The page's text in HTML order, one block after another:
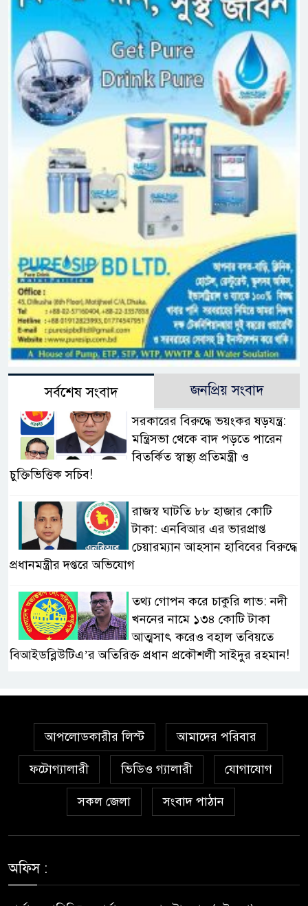
সর্বশেষ সংবাদ জনপ্রিয় সংবাদ
সরকারের বিরুদ্ধে ভয়ংকর ষড়যন্ত্র:
মন্ত্রিসভা থেকে বাদ পড়তে পারেন
বিতর্কিত স্বাস্থ্য প্রতিমন্ত্রী ও
চুক্তিভিত্তিক সচিব!
রাজস্ব ঘাটতি ৮৮ হাজার কোটি
টাকা: এনবিআর এর ভারপ্রাপ্ত
চেয়ারম্যান আহসান হাবিবের বিরুদ্ধে
প্রধানমন্ত্রীর দপ্তরে অভিযোগ
তথ্য গোপন করে চাকুরি লাভ: নদী
খননের নামে ১৩৪ কোটি টাকা
আত্মসাৎ করেও বহাল তবিয়তে
বিআইডব্লিউটিএ’র অতিরিক্ত প্রধান প্রকৌশলী সাইদুর রহমান!
স্বাস্থ্য মন্ত্রণালয়ে ফ্যাসিস্ট-আমলা
তোয়াক্কা করছেন না চুক্তিভিত্তিক
বিআইডব্লিউটিএর সহকারী সমন্বয়
কর্মকর্তা আহসান হাবীবের বিরুদ্ধে
কোটি কোটি টাকার অবৈধ সম্পদ
অর্জনের অভিযোগ!
দেহভোগ: অতিরিক্ত ডিআইজি
আপলোডকারীর লিস্ট আমাদের পরিবার
ফটোগ্যালারী ভিডিও গ্যালারী যোগাযোগ
সকল জেলা সংবাদ পাঠান
অফিস :